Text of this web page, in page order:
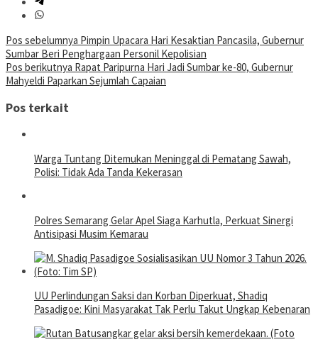
Navigasi
pos
Pos sebelumnya Pimpin Upacara Hari Kesaktian Pancasila, Gubernur
Sumbar Beri Penghargaan Personil Kepolisian
Pos berikutnya Rapat Paripurna Hari Jadi Sumbar ke-80, Gubernur
Mahyeldi Paparkan Sejumlah Capaian
Pos terkait
Warga Tuntang Ditemukan Meninggal di Pematang Sawah,
Polisi: Tidak Ada Tanda Kekerasan
Polres Semarang Gelar Apel Siaga Karhutla, Perkuat Sinergi
Antisipasi Musim Kemarau
UU Perlindungan Saksi dan Korban Diperkuat, Shadiq
Pasadigoe: Kini Masyarakat Tak Perlu Takut Ungkap Kebenaran